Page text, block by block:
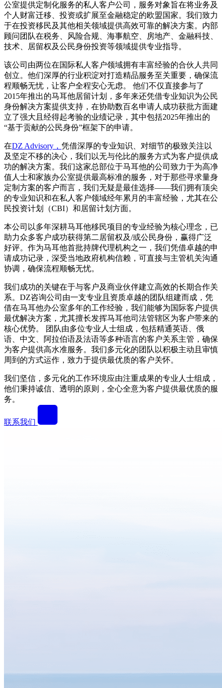
公室提供定制化服务的私人客户公司，服务对象旨在将业务及
个人财富迁移、投资或扩展至金融稳定的欧盟国家。我们致力
于在投资移民及其他相关领域提供高效可靠的解决方案。内部
顾问团队在税务、风险合规、海事航空、房地产、金融科技、
技术、居留权及公民身份投资等领域提供专业指导。
该公司由两位在国际私人客户领域拥有丰富经验的合伙人共同
创立。他们深厚的行业积淀对打造精品服务至关重要，确保流
程顺畅无忧，让客户全程安心无虑。 他们不仅直接参与了
2015年推出的马耳他居留计划，多年来还凭借专业知识为公民
身份解决方案提供支持，在协助数百名申请人成功获批方面建
立了强大且经得起考验的业绩记录，其中包括2025年推出的
“基于贡献的公民身份”框架下的申请。
在DZ Advisory， 凭借深厚的专业知识、对细节的极致关注以
及坚定不移的决心，我们以无与伦比的服务方式为客户提供成
功的解决方案。我们这家总部位于马耳他的公司致力于为高净
值人士和家族办公室提供最高标准的服务，对于那些寻求量身
定制方案的客户而言，我们无疑是最佳选择——我们拥有顶尖
的专业知识和在私人客户领域经年累月的丰富经验，尤其在公
民投资计划（CBI）和居留计划方面。
本公司以多年深耕马耳他移民项目的专业经验为核心理念，已
助力众多客户成功获得第二居留权及/或公民身份，赢得广泛
好评。作为马耳他首批持牌代理机构之一，我们凭借卓越的申
请成功记录，深受当地政府机构信赖，可直接与主管机关沟通
协调，确保流程顺畅无忧。
我们成功的关键在于与客户及商业伙伴建立高效的长期合作关
系。DZ咨询公司由一支专业且资质卓越的团队组建而成，凭
借在马耳他办公室多年的工作经验，我们能够为国际客户提供
最优解决方案，尤其擅长发挥马耳他司法管辖区为客户带来的
核心优势。 团队由多位专业人士组成，包括精通英语、俄
语、中文、阿拉伯语及法语等多种语言的客户关系主管，确保
为客户提供高水准服务。我们多元化的团队以积极主动且审慎
周到的方式运作，致力于提供最优质的客户关怀。
我们坚信，多元化的工作环境应由注重成果的专业人士组成，
他们秉持诚信、透明的原则，全心全意为客户提供最优质的服
务。
联系我们